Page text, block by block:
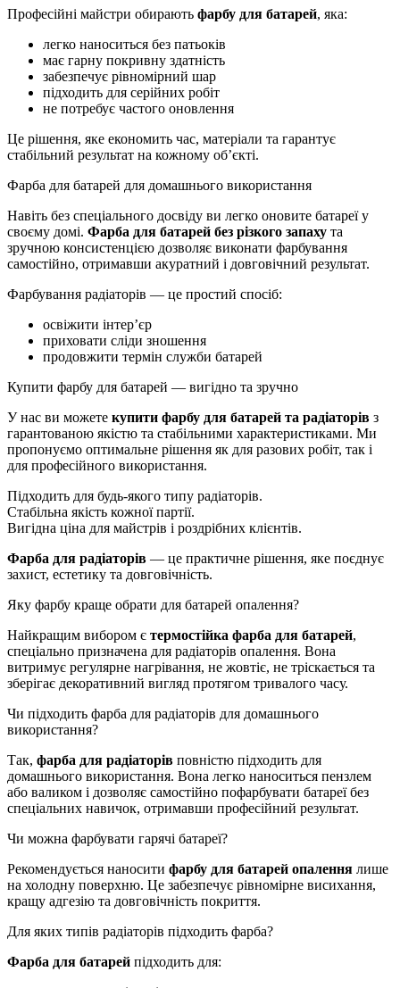
Професійні майстри обирають фарбу для батарей, яка:
легко наноситься без патьоків
має гарну покривну здатність
забезпечує рівномірний шар
підходить для серійних робіт
не потребує частого оновлення
Це рішення, яке економить час, матеріали та гарантує
стабільний результат на кожному об’єкті.
Фарба для батарей для домашнього використання
Навіть без спеціального досвіду ви легко оновите батареї у
своєму домі. Фарба для батарей без різкого запаху та
зручною консистенцією дозволяє виконати фарбування
самостійно, отримавши акуратний і довговічний результат.
Фарбування радіаторів — це простий спосіб:
освіжити інтер’єр
приховати сліди зношення
продовжити термін служби батарей
Купити фарбу для батарей — вигідно та зручно
У нас ви можете купити фарбу для батарей та радіаторів з
гарантованою якістю та стабільними характеристиками. Ми
пропонуємо оптимальне рішення як для разових робіт, так і
для професійного використання.
Підходить для будь-якого типу радіаторів.
Стабільна якість кожної партії.
Вигідна ціна для майстрів і роздрібних клієнтів.
Фарба для радіаторів — це практичне рішення, яке поєднує
захист, естетику та довговічність.
Яку фарбу краще обрати для батарей опалення?
Найкращим вибором є термостійка фарба для батарей,
спеціально призначена для радіаторів опалення. Вона
витримує регулярне нагрівання, не жовтіє, не тріскається та
зберігає декоративний вигляд протягом тривалого часу.
Чи підходить фарба для радіаторів для домашнього
використання?
Так, фарба для радіаторів повністю підходить для
домашнього використання. Вона легко наноситься пензлем
або валиком і дозволяє самостійно пофарбувати батареї без
спеціальних навичок, отримавши професійний результат.
Чи можна фарбувати гарячі батареї?
Рекомендується наносити фарбу для батарей опалення лише
на холодну поверхню. Це забезпечує рівномірне висихання,
кращу адгезію та довговічність покриття.
Для яких типів радіаторів підходить фарба?
Фарба для батарей підходить для: